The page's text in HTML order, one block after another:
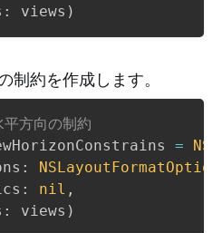
: views )
制約を作成します。
方向の制約
=
:
: nil ,
: views )